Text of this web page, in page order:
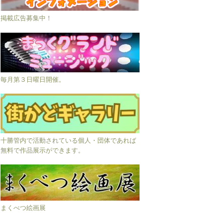
掲載広告募集中！
毎月第３日曜日開催。
十勝管内で活動されている個人・団体であれば
無料で作品展示ができます。
まくべつ絵画展